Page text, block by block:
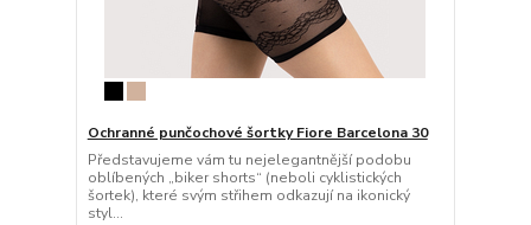
Ochranné punčochové šortky Fiore Barcelona 30
Představujeme vám tu nejelegantnější podobu
oblíbených „biker shorts“ (neboli cyklistických
šortek), které svým střihem odkazují na ikonický
styl...